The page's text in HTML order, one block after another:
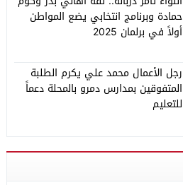
حمادة وبرنامج انتخابي يضع المواطن
أولاً في برلمان 2025
رجل الأعمال محمد علي يكرم الطلبة
المتفوقين بمدارس دمرو بالمحلة دعماً
للتعليم